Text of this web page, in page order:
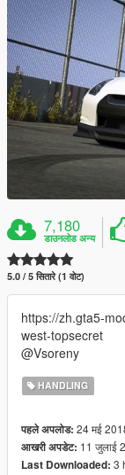
7,180
डाउनलोड अन्य
5.0 / 5 सितारे (1 वोट)
https://zh.gta5-
west-topsecret
@Vsoreny
HANDLING
पहले अपलोड: 24 मई
आखरी अपडेट: 11 जुलाई
Last Downloaded: 3